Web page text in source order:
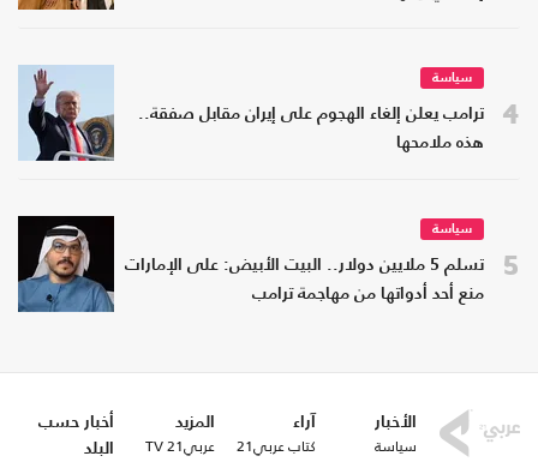
4
سياسة
ترامب يعلن إلغاء الهجوم على إيران مقابل صفقة..
هذه ملامحها
5
سياسة
تسلم 5 ملايين دولار.. البيت الأبيض: على الإمارات
منع أحد أدواتها من مهاجمة ترامب
الأخبار
سياسة
آراء
كتاب عربي21
المزيد
عربي21 TV
أخبار حسب
البلد